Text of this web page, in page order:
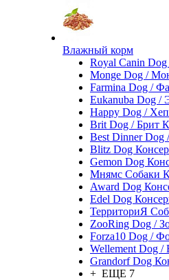
Влажный корм
Royal Canin
Monge Dog /
Farmina Dog /
Eukanuba Dog /
Happy Dog /
Brit Dog / Брит
Best Dinner Dog
Blitz Dog
Gemon Dog
Мнямс Собаки
Award Dog
Edel Dog
ТерриториЯ
ZooRing Dog /
Forza10 Dog /
Wellement Dog /
Grandorf Dog
+ ЕЩЕ 7